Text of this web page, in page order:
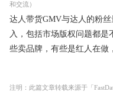
和交流）
达人带货GMV与达人的粉
入，包括市场版权问题都
些卖品牌，有些是红人在做
注明：此篇文章转载来源于「